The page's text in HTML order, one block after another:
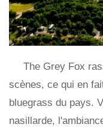
The Grey Fox
scènes, ce qui en
bluegrass du pays.
nasillarde,